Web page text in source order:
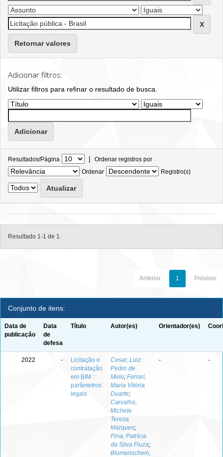
Retornar valores
Adicionar filtros:
Utilizar filtros para refinar o resultado de busca.
Resultados/Página | Ordenar registros por
Ordenar
Registro(s)
Resultado 1-1 de 1.
Anterior 1 Próximo
Conjunto de itens:
Data de
publicação
Data
de
defesa
Título Autor(es) Orientador(es)
2022 -
Licitação e
contratação
em BIM :
parâmetros
legais
Cesar, Luiz
Pedro de
Melo; Ferrari,
Maria Vitória
Duarte;
Carvalho,
Michele
Tereza
Marques;
Pina, Patrícia
da Silva Fiuza;
Blumenschein,
- -